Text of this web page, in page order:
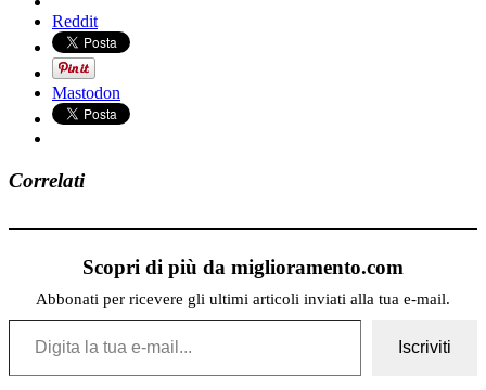
Reddit
Mastodon
Correlati
Scopri di più da miglioramento.com
Abbonati per ricevere gli ultimi articoli inviati alla tua e-mail.
Digita la tua e-mail...
Iscriviti